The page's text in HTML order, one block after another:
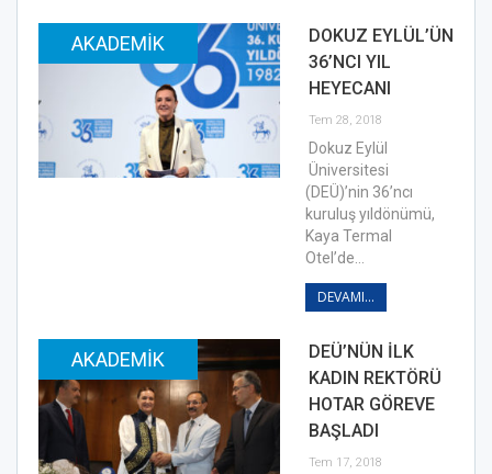
AKADEMIK
DOKUZ EYLÜL’ÜN
36’NCI YIL
HEYECANI
Tem 28, 2018
Dokuz Eylül
Üniversitesi
(DEÜ)’nin 36’ncı
kuruluş yıldönümü,
Kaya Termal
Otel’de…
DEVAMI...
AKADEMIK
DEÜ’NÜN İLK
KADIN REKTÖRÜ
HOTAR GÖREVE
BAŞLADI
Tem 17, 2018